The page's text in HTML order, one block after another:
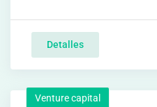
Detalles
Venture capital